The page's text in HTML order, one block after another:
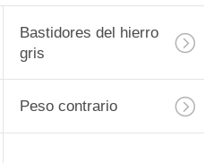
perdidos
Bastidores del hierro
gris
Peso contrario